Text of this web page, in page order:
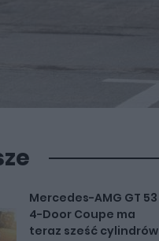
Mercedes-AMG GT 53
4-Door Coupe ma
teraz sześć cylindrów